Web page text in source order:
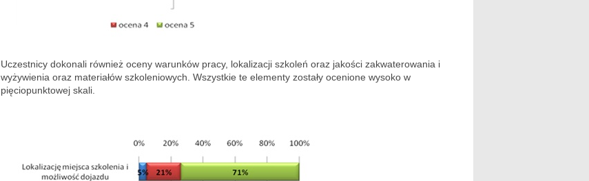
Uczestnicy dokonali również oceny warunków pracy, lokalizacji szkoleń oraz jakości zakwaterowania i
wyżywienia oraz materiałów szkoleniowych. Wszystkie te elementy zostały ocenione wysoko w
pięciopunktowej skali.